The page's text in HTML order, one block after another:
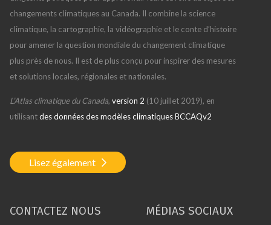
changements climatiques au Canada. Il combine la science
climatique, la cartographie, la vidéographie et le conte d’histoire
pour amener la question mondiale du changement climatique
plus près de nous. Il est de plus conçu pour inspirer des mesures
et solutions locales, régionales et nationales.
L’Atlas climatique du Canada, version 2 (10 juillet 2019), en
utilisantdes données des modèles climatiques BCCAQv2
Lisez également
CONTACTEZ NOUS MÉDIAS SOCIAUX